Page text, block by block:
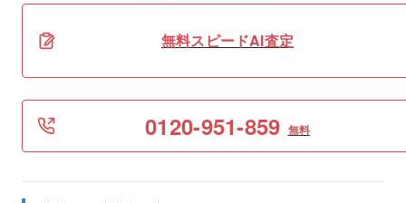
無料スピードAI査定
0120-951-859 無料